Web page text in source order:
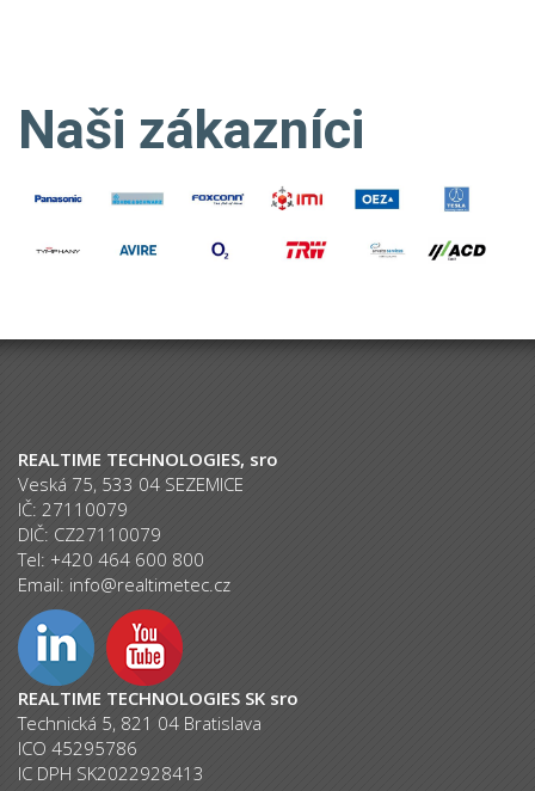
Naši zákazníci
REALTIME TECHNOLOGIES, sro
Veská 75, 533 04 SEZEMICE
IČ: 27110079
DIČ: CZ27110079
Tel: +420 464 600 800
Email: info@realtimetec.cz
REALTIME TECHNOLOGIES SK sro
Technická 5, 821 04 Bratislava
ICO 45295786
IC DPH SK2022928413